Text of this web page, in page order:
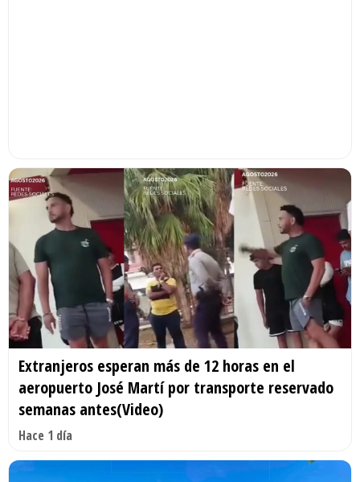
Extranjeros esperan más de 12 horas en el
aeropuerto José Martí por transporte reservado
semanas antes(Video)
Hace 1 día